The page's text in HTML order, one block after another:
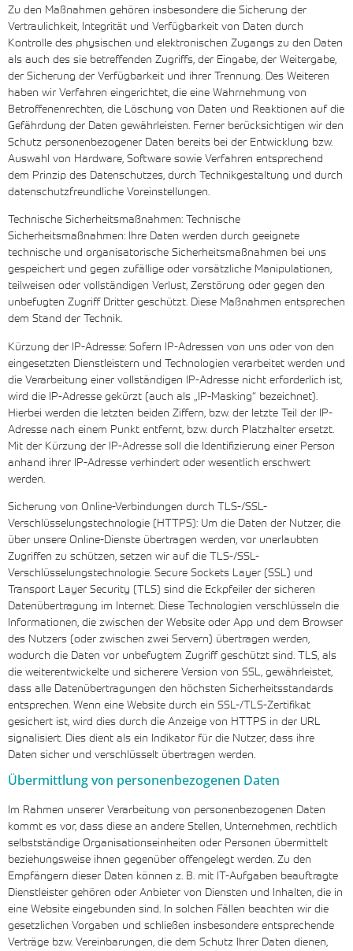
Zu den Maßnahmen gehören insbesondere die Sicherung der
Vertraulichkeit, Integrität und Verfügbarkeit von Daten durch
Kontrolle des physischen und elektronischen Zugangs zu den Daten
als auch des sie betreffenden Zugriffs, der Eingabe, der Weitergabe,
der Sicherung der Verfügbarkeit und ihrer Trennung. Des Weiteren
haben wir Verfahren eingerichtet, die eine Wahrnehmung von
Betroffenenrechten, die Löschung von Daten und Reaktionen auf die
Gefährdung der Daten gewährleisten. Ferner berücksichtigen wir den
Schutz personenbezogener Daten bereits bei der Entwicklung bzw.
Auswahl von Hardware, Software sowie Verfahren entsprechend
dem Prinzip des Datenschutzes, durch Technikgestaltung und durch
datenschutzfreundliche Voreinstellungen.
Technische Sicherheitsmaßnahmen: Technische
Sicherheitsmaßnahmen: Ihre Daten werden durch geeignete
technische und organisatorische Sicherheitsmaßnahmen bei uns
gespeichert und gegen zufällige oder vorsätzliche Manipulationen,
teilweisen oder vollständigen Verlust, Zerstörung oder gegen den
unbefugten Zugriff Dritter geschützt. Diese Maßnahmen entsprechen
dem Stand der Technik.
Kürzung der IP-Adresse: Sofern IP-Adressen von uns oder von den
eingesetzten Dienstleistern und Technologien verarbeitet werden und
die Verarbeitung einer vollständigen IP-Adresse nicht erforderlich ist,
wird die IP-Adresse gekürzt (auch als „IP-Masking“ bezeichnet).
Hierbei werden die letzten beiden Ziffern, bzw. der letzte Teil der IP-
Adresse nach einem Punkt entfernt, bzw. durch Platzhalter ersetzt.
Mit der Kürzung der IP-Adresse soll die Identifizierung einer Person
anhand ihrer IP-Adresse verhindert oder wesentlich erschwert
werden.
Sicherung von Online-Verbindungen durch TLS-/SSL-
Verschlüsselungstechnologie (HTTPS): Um die Daten der Nutzer, die
über unsere Online-Dienste übertragen werden, vor unerlaubten
Zugriffen zu schützen, setzen wir auf die TLS-/SSL-
Verschlüsselungstechnologie. Secure Sockets Layer (SSL) und
Transport Layer Security (TLS) sind die Eckpfeiler der sicheren
Datenübertragung im Internet. Diese Technologien verschlüsseln die
Informationen, die zwischen der Website oder App und dem Browser
des Nutzers (oder zwischen zwei Servern) übertragen werden,
wodurch die Daten vor unbefugtem Zugriff geschützt sind. TLS, als
die weiterentwickelte und sicherere Version von SSL, gewährleistet,
dass alle Datenübertragungen den höchsten Sicherheitsstandards
entsprechen. Wenn eine Website durch ein SSL-/TLS-Zertifikat
gesichert ist, wird dies durch die Anzeige von HTTPS in der URL
signalisiert. Dies dient als ein Indikator für die Nutzer, dass ihre
Daten sicher und verschlüsselt übertragen werden.
Übermittlung von personenbezogenen Daten
Im Rahmen unserer Verarbeitung von personenbezogenen Daten
kommt es vor, dass diese an andere Stellen, Unternehmen, rechtlich
selbstständige Organisationseinheiten oder Personen übermittelt
beziehungsweise ihnen gegenüber offengelegt werden. Zu den
Empfängern dieser Daten können z. B. mit IT-Aufgaben beauftragte
Dienstleister gehören oder Anbieter von Diensten und Inhalten, die in
eine Website eingebunden sind. In solchen Fällen beachten wir die
gesetzlichen Vorgaben und schließen insbesondere entsprechende
Verträge bzw. Vereinbarungen, die dem Schutz Ihrer Daten dienen,